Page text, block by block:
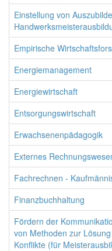
Einstellung von
Empirische
Energiemanagement
Energiewirtschaft
Entsorgungswirtschaft
Erwachsenenpädagogik
Externes
Fachrechnen -
Finanzbuchhaltung
Fördern der
von Methoden zur
Konflikte (für